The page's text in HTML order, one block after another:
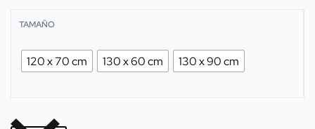
TAMAÑO
120 x 70 cm 130 x 60 cm 130 x 90 cm